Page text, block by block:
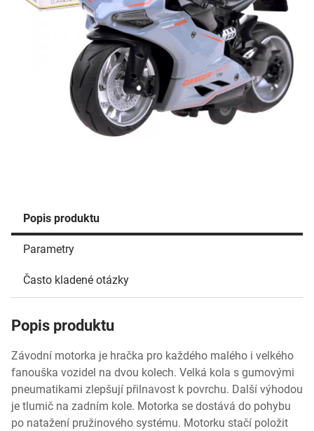
Popis produktu
Parametry
Často kladené otázky
Popis produktu
Závodní motorka je hračka pro každého malého i velkého
fanouška vozidel na dvou kolech. Velká kola s gumovými
pneumatikami zlepšují přilnavost k povrchu. Další výhodou
je tlumič na zadním kole. Motorka se dostává do pohybu
po natažení pružinového systému. Motorku stačí položit